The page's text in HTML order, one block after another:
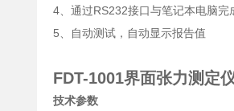
4、通过RS232接口与笔记本电脑完
5、自动测试，自动显示报告值
FDT-1001界面张力测定
技术参数